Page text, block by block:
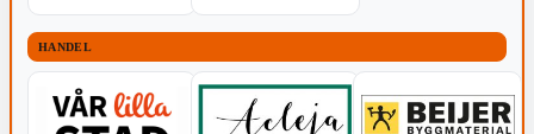
HANDEL